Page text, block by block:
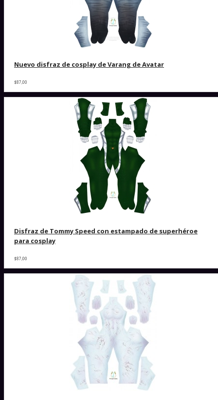
Nuevo disfraz de cosplay de Varang de Avatar
$87,00
Disfraz de Tommy Speed ​​con estampado de superhéroe
para cosplay
$87,00